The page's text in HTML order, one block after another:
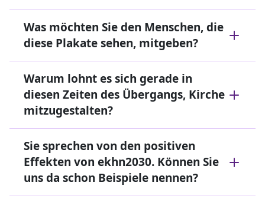
Was möchten Sie den Menschen, die
diese Plakate sehen, mitgeben?
Warum lohnt es sich gerade in
diesen Zeiten des Übergangs, Kirche
mitzugestalten?
Sie sprechen von den positiven
Effekten von ekhn2030. Können Sie
uns da schon Beispiele nennen?